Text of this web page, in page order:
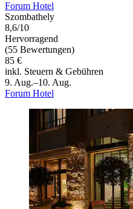
Forum Hotel
Szombathely
8,6/10
Hervorragend
(55 Bewertungen)
85 €
inkl. Steuern & Gebühren
9. Aug.–10. Aug.
Forum Hotel